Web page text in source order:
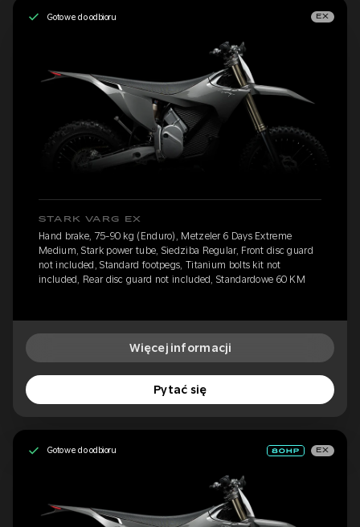
Gotowe do odbioru EX
STARK VARG EX
Hand brake, 75-90 kg (Enduro), Metzeler 6 Days Extreme
Medium, Stark power tube, Siedziba Regular, Front disc guard
not included, Standard footpegs, Titanium bolts kit not
included, Rear disc guard not included, Standardowe 60 KM
Więcej informacji
Pytać się
Gotowe do odbioru EX